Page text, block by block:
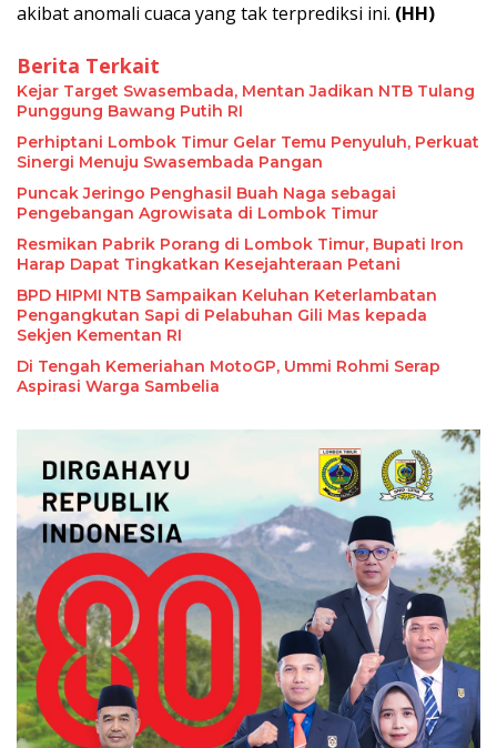
akibat anomali cuaca yang tak terprediksi ini. (HH)
Berita Terkait
Kejar Target Swasembada, Mentan Jadikan NTB Tulang
Punggung Bawang Putih RI
Perhiptani Lombok Timur Gelar Temu Penyuluh, Perkuat
Sinergi Menuju Swasembada Pangan
Puncak Jeringo Penghasil Buah Naga sebagai
Pengebangan Agrowisata di Lombok Timur
Resmikan Pabrik Porang di Lombok Timur, Bupati Iron
Harap Dapat Tingkatkan Kesejahteraan Petani
BPD HIPMI NTB Sampaikan Keluhan Keterlambatan
Pengangkutan Sapi di Pelabuhan Gili Mas kepada
Sekjen Kementan RI
Di Tengah Kemeriahan MotoGP, Ummi Rohmi Serap
Aspirasi Warga Sambelia